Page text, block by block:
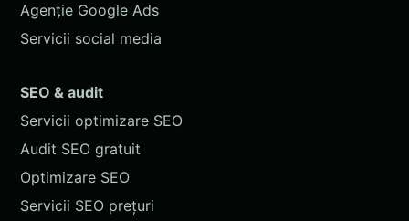
Agenție Google Ads
Servicii social media
SEO & audit
Servicii optimizare SEO
Audit SEO gratuit
Optimizare SEO
Servicii SEO prețuri